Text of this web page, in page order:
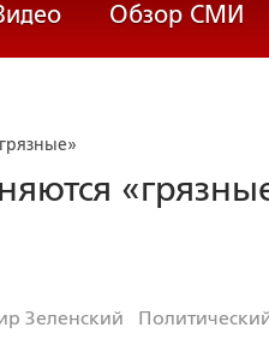
Обзор СМИ
Зеленский